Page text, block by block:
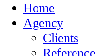
Home
Agency
Clients